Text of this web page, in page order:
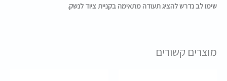
שימו לב נדרש להציג תעודה מתאימה בקניית ציוד לנשק.
מוצרים קשורים